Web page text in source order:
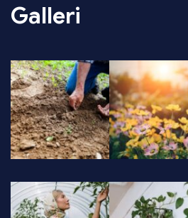
Galleri